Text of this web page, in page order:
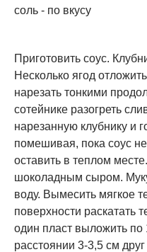
соль - по вкусу
Приготовить соус.
Несколько ягод
нарезать тонкими
сотейнике разогреть
нарезанную клубнику и
помешивая, пока соус не
оставить в теплом
шоколадным сыром.
воду. Вымесить мягкое
поверхности раскатать
один пласт выложить по
расстоянии 3-3,5 см